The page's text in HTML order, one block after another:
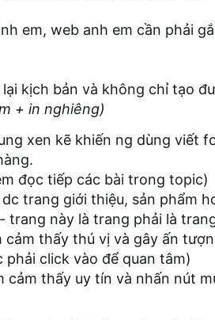
em, web anh em cần phải
kịch bản và không chỉ tạo
+ in nghiêng)
xen kẽ khiến ng dùng viết
đọc tiếp các bài trong topic)
trang giới thiệu, sản phẩm
trang này là trang phải là
cảm thấy thú vị và gây ấn
phải click vào để quan tâm)
cảm thấy uy tín và nhấn nút